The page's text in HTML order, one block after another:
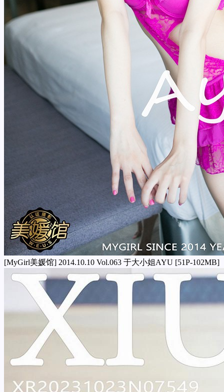
[MyGirl美媛馆] 2014.10.10 Vol.063 于大小姐AYU [51P-102MB]